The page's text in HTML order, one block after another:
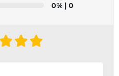
0% | 0